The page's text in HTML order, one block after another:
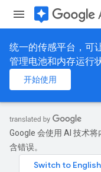
assistant
统一的传感平台，可
管理电池和内存运行
开始使用
Google 会使用 AI 技术
含错误。